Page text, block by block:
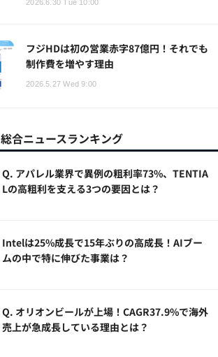
2026.6.30 Tue 10:00
フジHDは初の営業赤字87億円！それでも
制作費を増やす理由
2026.5.27 Wed 9:00
総合ニュースランキング
Q. アパレル業界で異例の粗利率73%、TENTIA
Lの高粗利を支える3つの要因とは？
Intelは25%成長で15年ぶりの高成長！AIブー
ムの中で特に伸びた事業は？
Q. オリオンビールが上場！CAGR37.9%で海外
売上が急成長している理由とは？